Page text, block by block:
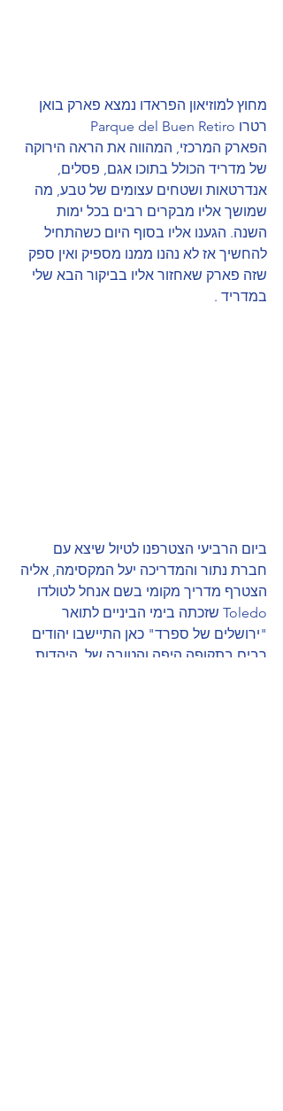
מחוץ למוזיאון הפראדו נמצא פארק בואן
רטרו Parque del Buen Retiro
הפארק המרכזי, המהווה את הראה הירוקה
של מדריד הכולל בתוכו אגם, פסלים,
אנדרטאות ושטחים עצומים של טבע, מה
שמושך אליו מבקרים רבים בכל ימות
השנה. הגענו אליו בסוף היום כשהתחיל
להחשיך אז לא נהנו ממנו מספיק ואין ספק
שזה פארק שאחזור אליו בביקור הבא שלי
במדריד .
ביום הרביעי הצטרפנו לטיול שיצא עם
חברת נתור והמדריכה יעל המקסימה, אליה
הצטרף מדריך מקומי בשם אנחל לטולדו
Toledo שזכתה בימי הביניים לתואר
"ירושלים של ספרד" כאן התיישבו יהודים
רבים בתקופה היפה והטובה של  היהדות